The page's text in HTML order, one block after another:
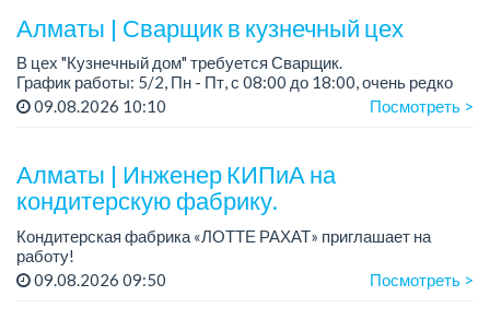
Алматы | Сварщик в кузнечный цех
В цех "Кузнечный дом" требуется Сварщик.
График работы: 5/2, Пн - Пт, с 08:00 до 18:00, очень редко
суббота.
-...
09.08.2026 10:10 Посмотреть >
Алматы | Инженер КИПиА на
кондитерскую фабрику.
Кондитерская фабрика «ЛОТТЕ РАХАТ» приглашает на
работу!
Зарплата: от 287 000 до 405 000 тенге.
09.08.2026 09:50 Посмотреть >